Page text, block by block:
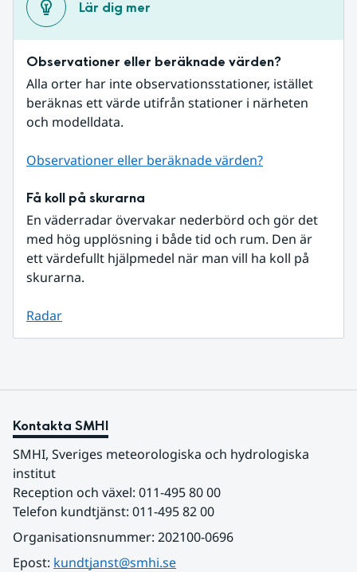
Lär dig mer
Observationer eller beräknade värden?
Alla orter har inte observationsstationer, istället
beräknas ett värde utifrån stationer i närheten
och modelldata.
Observationer eller beräknade värden?
Få koll på skurarna
En väderradar övervakar nederbörd och gör det
med hög upplösning i både tid och rum. Den är
ett värdefullt hjälpmedel när man vill ha koll på
skurarna.
Radar
Kontakta SMHI
SMHI, Sveriges meteorologiska och hydrologiska
institut
Reception och växel: 011-495 80 00
Telefon kundtjänst: 011-495 82 00
Organisationsnummer: 202100-0696
Epost: kundtjanst@smhi.se